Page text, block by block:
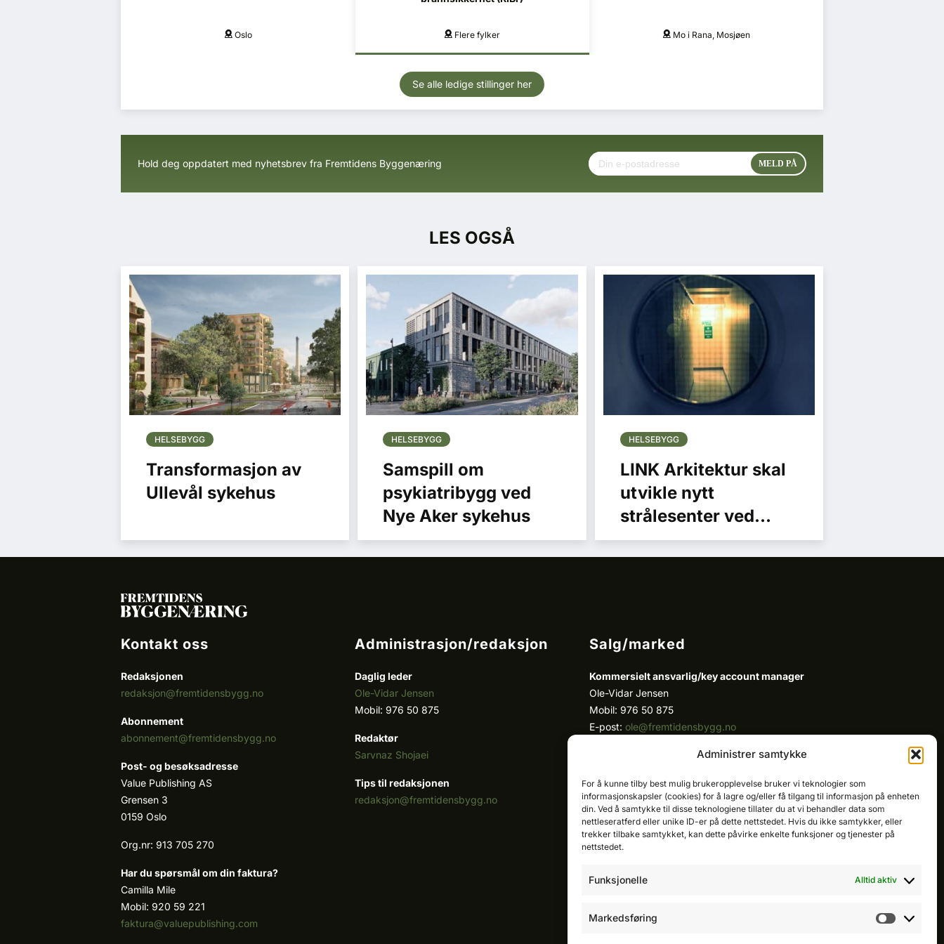
Administrer samtykke
For å kunne tilby best mulig brukeropplevelse bruker vi teknologier som
informasjonskapsler (cookies) for å lagre og/eller få tilgang til informasjon på enheten
din. Ved å samtykke til disse teknologiene tillater du at vi behandler data som
nettleseratferd eller unike ID-er på dette nettstedet. Hvis du ikke samtykker, eller
trekker tilbake samtykket, kan dette påvirke enkelte funksjoner og tjenester på
nettstedet.
Funksjonelle Alltid aktiv
Markedsføring
Flere fylker Mo i Rana, Mosjøen Mo i Rana, Mosjøen
Se alle ledige stillinger her
Hold deg oppdatert med nyhetsbrev fra Fremtidens Byggenæring
LES OGSÅ
HELSEBYGG
Transformasjon av
Ullevål sykehus
HELSEBYGG
Samspill om
psykiatribygg ved
Nye Aker sykehus
HELSEBYGG
LINK Arkitektur skal
utvikle nytt
strålesenter ved
Telemark
Sentralsykehus
Kontakt oss
Redaksjonen
redaksjon@fremtidensbygg.no
Abonnement
abonnement@fremtidensbygg.no
Post- og besøksadresse
Value Publishing AS
Grensen 3
0159 Oslo
Org.nr: 913 705 270
Har du spørsmål om din faktura?
Camilla Mile
Mobil: 920 59 221
faktura@valuepublishing.com
Administrasjon/redaksjon
Daglig leder
Ole-Vidar Jensen
Mobil: 976 50 875
Redaktør
Sarvnaz Shojaei
Tips til redaksjonen
redaksjon@fremtidensbygg.no
Salg/marked
Kommersielt ansvarlig/key account manager
Ole-Vidar Jensen
Mobil: 976 50 875
E-post: ole@fremtidensbygg.no
Mobil: 981 67 767
E-post:cristian@fremtidensbygg.no
Våre produkter og tjenester
Se våre produkter her